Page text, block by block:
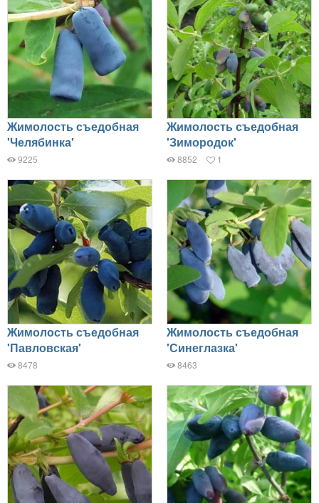
Жимолость съедобная
'Челябинка'
9225
Жимолость съедобная
'Зимородок'
8852 1
Жимолость съедобная
'Павловская'
8478
Жимолость съедобная
'Синеглазка'
8463